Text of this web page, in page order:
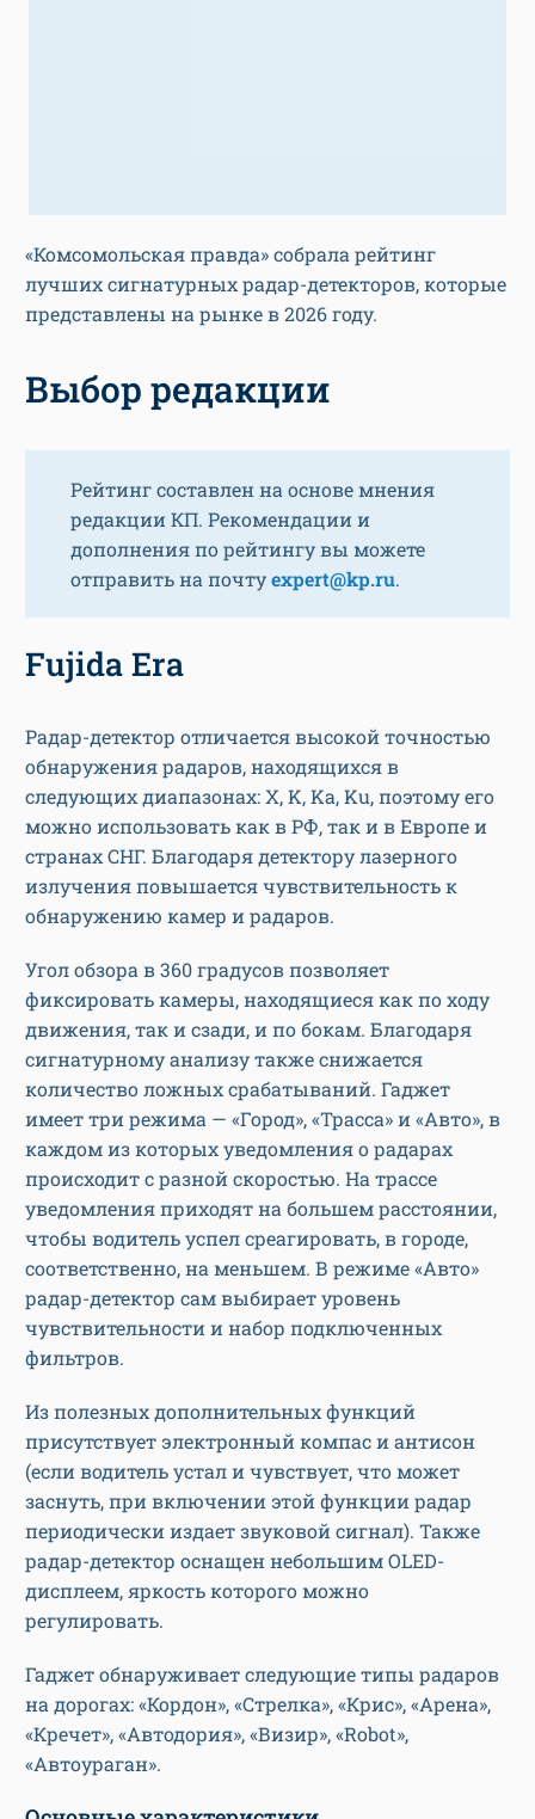
«Комсомольская правда» собрала рейтинг
лучших сигнатурных радар-детекторов, которые
представлены на рынке в 2026 году.
Выбор редакции
Рейтинг составлен на основе мнения
редакции КП. Рекомендации и
дополнения по рейтингу вы можете
отправить на почтуexpert@kp.ru.
Fujida Era
Радар-детектор отличается высокой точностью
обнаружения радаров, находящихся в
следующих диапазонах: X, K, Ka, Ku, поэтому его
можно использовать как в РФ, так и в Европе и
странах СНГ. Благодаря детектору лазерного
излучения повышается чувствительность к
обнаружению камер и радаров.
Угол обзора в 360 градусов позволяет
фиксировать камеры, находящиеся как по ходу
движения, так и сзади, и по бокам. Благодаря
сигнатурному анализу также снижается
количество ложных срабатываний. Гаджет
имеет три режима — «Город», «Трасса» и «Авто», в
каждом из которых уведомления о радарах
происходит с разной скоростью. На трассе
уведомления приходят на большем расстоянии,
чтобы водитель успел среагировать, в городе,
соответственно, на меньшем. В режиме «Авто»
радар-детектор сам выбирает уровень
чувствительности и набор подключенных
фильтров.
Из полезных дополнительных функций
присутствует электронный компас и антисон
(если водитель устал и чувствует, что может
заснуть, при включении этой функции радар
периодически издает звуковой сигнал). Также
радар-детектор оснащен небольшим OLED-
дисплеем, яркость которого можно
регулировать.
Гаджет обнаруживает следующие типы радаров
на дорогах: «Кордон», «Стрелка», «Крис», «Арена»,
«Кречет», «Автодория», «Визир», «Robot»,
«Автоураган».